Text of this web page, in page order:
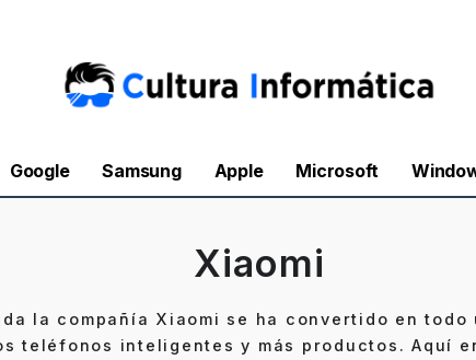
Google Samsung Apple Microsoft
Xiaomi
la compañía Xiaomi se ha convertido en
teléfonos inteligentes y más productos. Aquí